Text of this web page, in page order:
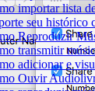
importar lista
seu histórico
Reproduzir
transmitir
adicionar e
Ouvir